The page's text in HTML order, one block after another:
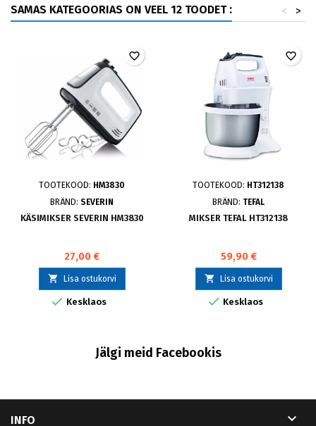
SAMAS KATEGOORIAS ON VEEL 12 TOODET : >
<
TOOTEKOOD: HM3830
BRÄND: SEVERIN
KÄSIMIKSER SEVERIN HM3830
27,00 €
 Lisa ostukorvi
 Kesklaos
favorite_border
TOOTEKOOD: HT312138
BRÄND: TEFAL
MIKSER TEFAL HT312138
59,90 €
 Lisa ostukorvi
 Kesklaos
favorite_border
Jälgi meid Facebookis
INFO 